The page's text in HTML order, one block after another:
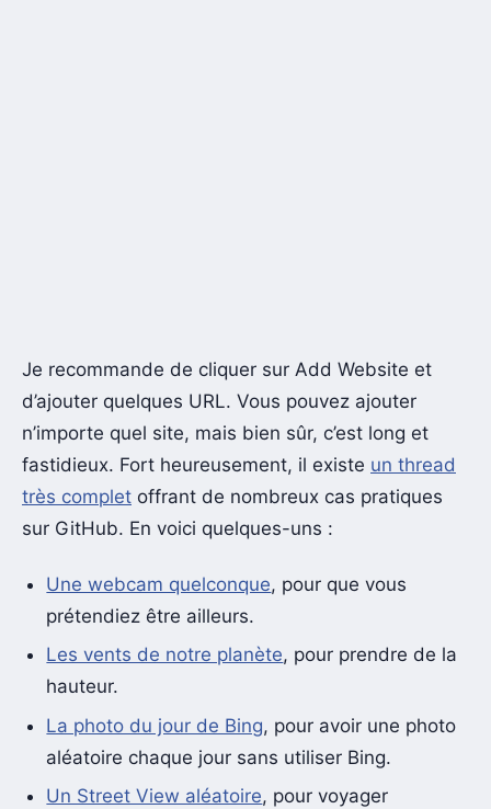
Je recommande de cliquer sur Add Website et
d’ajouter quelques URL. Vous pouvez ajouter
n’importe quel site, mais bien sûr, c’est long et
fastidieux. Fort heureusement, il existe un thread
très complet offrant de nombreux cas pratiques
sur GitHub. En voici quelques-uns :
Une webcam quelconque, pour que vous
prétendiez être ailleurs.
Les vents de notre planète, pour prendre de la
hauteur.
La photo du jour de Bing, pour avoir une photo
aléatoire chaque jour sans utiliser Bing.
Un Street View aléatoire, pour voyager